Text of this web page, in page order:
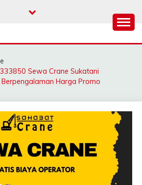
CRANE |
CRANE |
| SKYLIFT
Sewa Crane Sukatani
Harga Promo